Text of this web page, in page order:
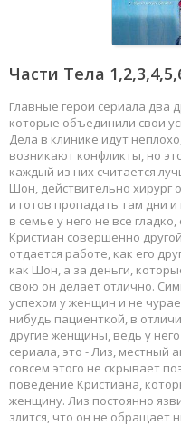
Части Тела
Главные герои сериала два
которые объединили свои
Дела в клинике идут
возникают конфликты, но
каждый из них считается
Шон, действительно хирург
и готов пропадать там дни
в семье у него не все
Кристиан совершенно
отдается работе, как его
как Шон, а за деньги,
свою он делает отлично.
успехом у женщин и не
нибудь пациенткой, в
другие женщины, ведь у
сериала, это - Лиз, местный
совсем этого не скрывает
поведение Кристиана,
женщину. Лиз постоянно
злится, что он не обращает